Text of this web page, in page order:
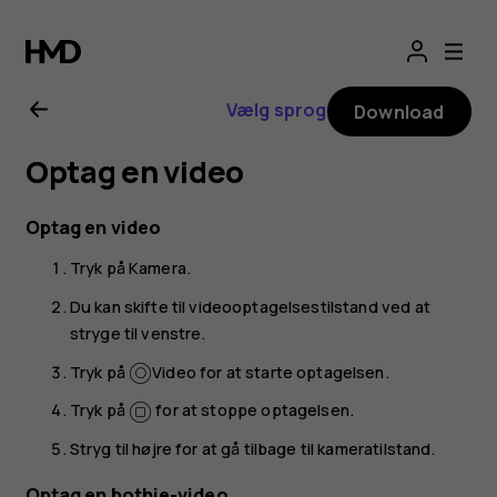
Brugervejledning
til
Nokia
8.1
Vælg sprog Download
Optag en video
Optag en video
Tryk påKamera.
Du kan skifte til videooptagelsestilstand ved at
stryge til venstre.
Tryk på
Video for at starte optagelsen.
Tryk på
for at stoppe optagelsen.
Stryg til højre for at gå tilbage til kameratilstand.